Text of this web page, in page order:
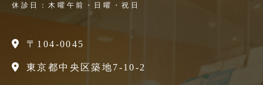
休診日：木曜午前・日曜・祝日
〒104-0045
東京都中央区築地7-10-2